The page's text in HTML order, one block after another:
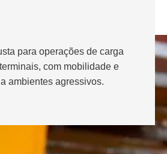
para operações de carga
com mobilidade e
ambientes agressivos.